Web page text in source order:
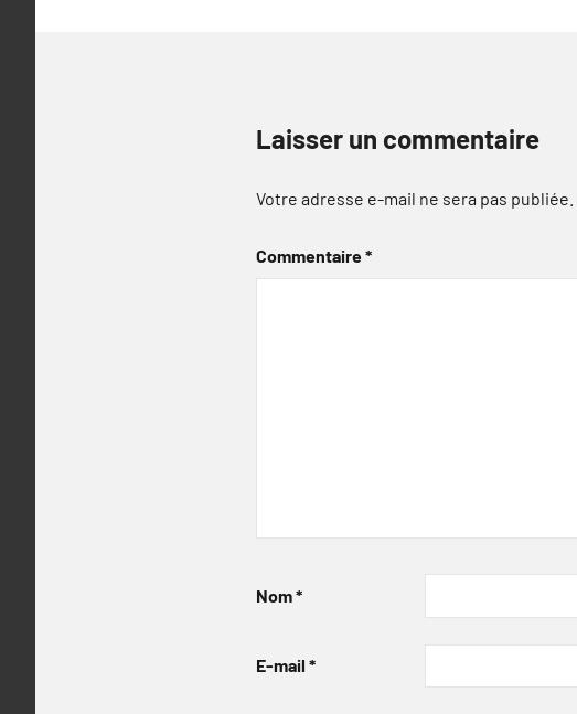
Laisser un commentaire
Votre adresse e-mail ne sera pas publiée.
Commentaire*
Nom*
E-mail *